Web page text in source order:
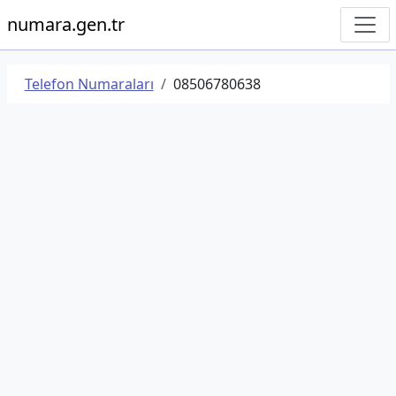
numara.gen.tr
Telefon Numaraları 08506780638